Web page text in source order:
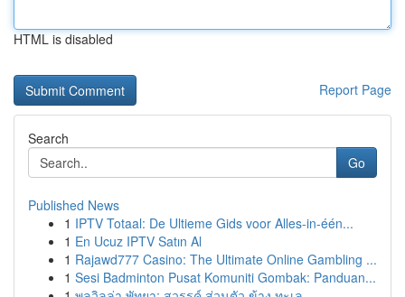
HTML is disabled
Report Page
Search
Go
Published News
1 IPTV Totaal: De Ultieme Gids voor Alles-in-één...
1 En Ucuz IPTV Satın Al
1 Rajawd777 Casino: The Ultimate Online Gambling ...
1 Sesi Badminton Pusat Komuniti Gombak: Panduan...